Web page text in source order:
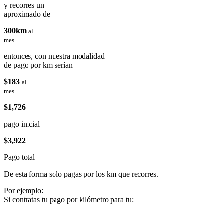
y recorres un
aproximado de
300km al
mes
entonces, con nuestra modalidad
de pago por km serían
$183 al
mes
$1,726
pago inicial
$3,922
Pago total
De esta forma solo pagas por los km que recorres.
Por ejemplo:
Si contratas tu pago por kilómetro para tu: